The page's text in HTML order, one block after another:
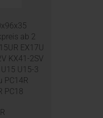
ab 2
EX17U
KX41-2SV
U15-3
PC14R
PC18